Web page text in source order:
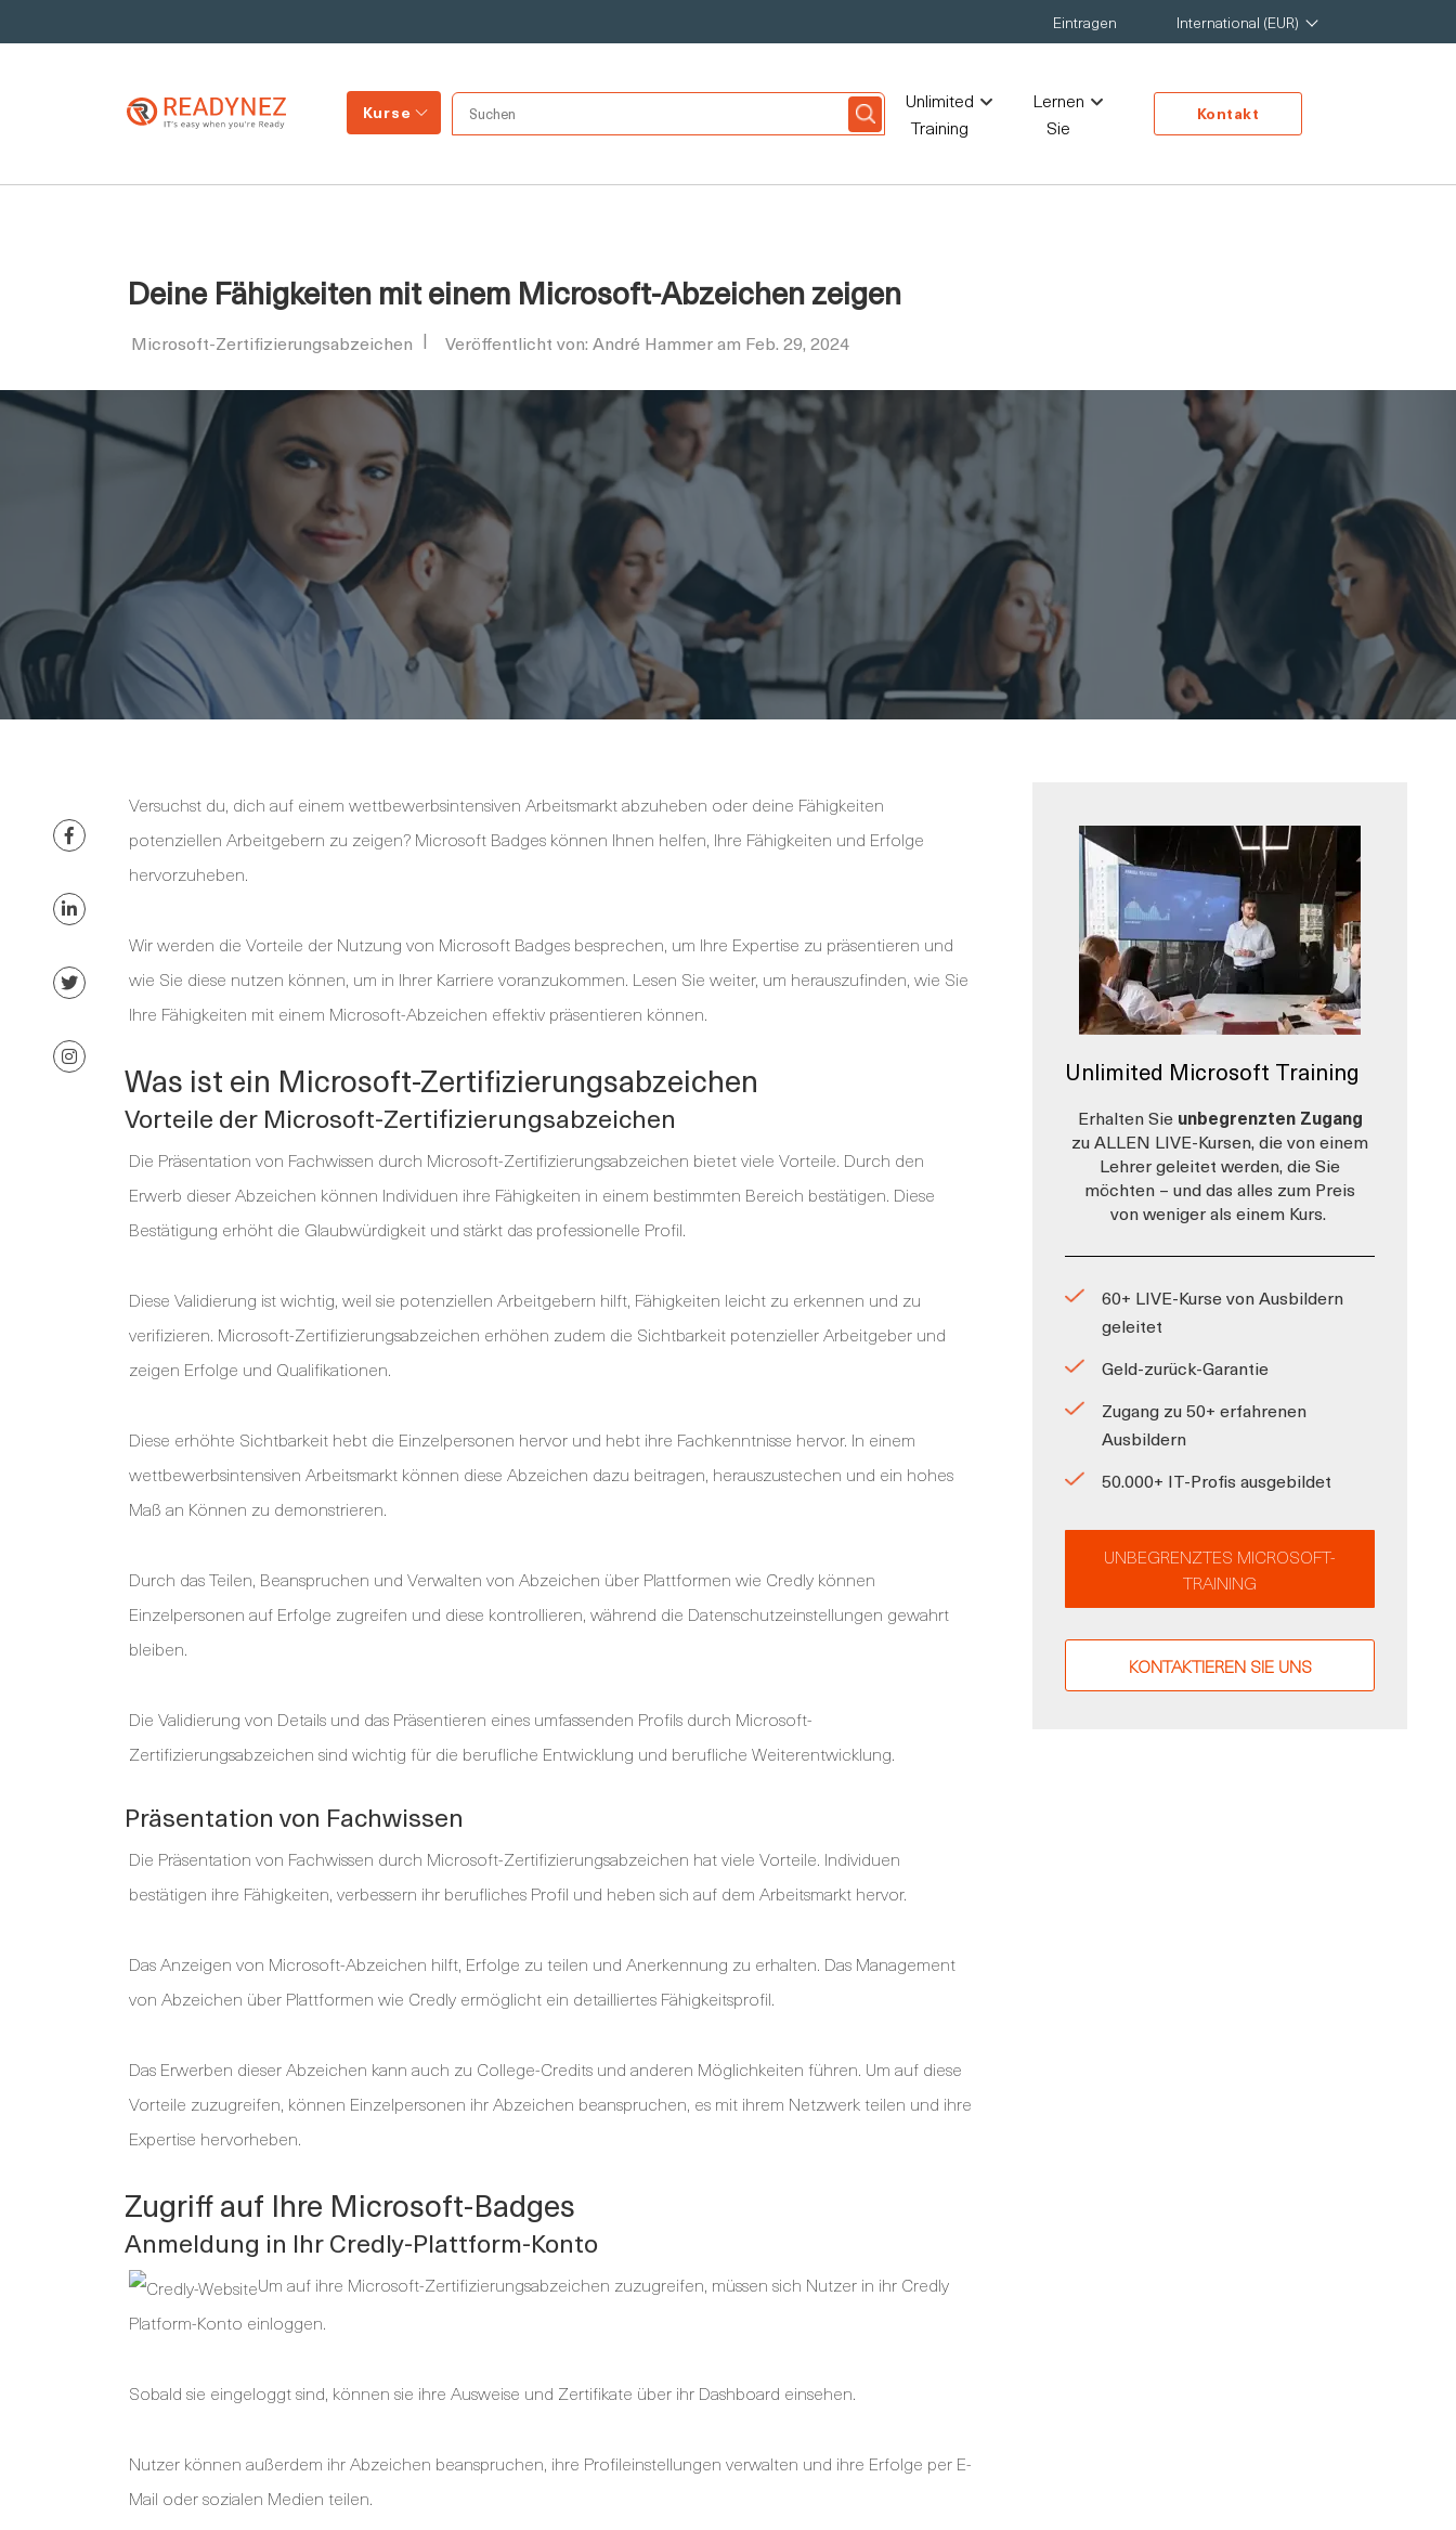
Eintragen International (EUR)
Kurse
Unlimited
Training
Lernen
Sie
Kontakt
Deine Fähigkeiten mit einem Microsoft-Abzeichen zeigen
Microsoft-Zertifizierungsabzeichen Veröffentlicht von: André Hammer am Feb. 29, 2024
Versuchst du, dich auf einem wettbewerbsintensiven Arbeitsmarkt abzuheben oder deine Fähigkeiten
potenziellen Arbeitgebern zu zeigen? Microsoft Badges können Ihnen helfen, Ihre Fähigkeiten und Erfolge
hervorzuheben.
Wir werden die Vorteile der Nutzung von Microsoft Badges besprechen, um Ihre Expertise zu präsentieren und
wie Sie diese nutzen können, um in Ihrer Karriere voranzukommen. Lesen Sie weiter, um herauszufinden, wie Sie
Ihre Fähigkeiten mit einem Microsoft-Abzeichen effektiv präsentieren können.
Was ist ein Microsoft-Zertifizierungsabzeichen
Vorteile der Microsoft-Zertifizierungsabzeichen
Die Präsentation von Fachwissen durch Microsoft-Zertifizierungsabzeichen bietet viele Vorteile. Durch den
Erwerb dieser Abzeichen können Individuen ihre Fähigkeiten in einem bestimmten Bereich bestätigen. Diese
Bestätigung erhöht die Glaubwürdigkeit und stärkt das professionelle Profil.
Diese Validierung ist wichtig, weil sie potenziellen Arbeitgebern hilft, Fähigkeiten leicht zu erkennen und zu
verifizieren. Microsoft-Zertifizierungsabzeichen erhöhen zudem die Sichtbarkeit potenzieller Arbeitgeber und
zeigen Erfolge und Qualifikationen.
Diese erhöhte Sichtbarkeit hebt die Einzelpersonen hervor und hebt ihre Fachkenntnisse hervor. In einem
wettbewerbsintensiven Arbeitsmarkt können diese Abzeichen dazu beitragen, herauszustechen und ein hohes
Maß an Können zu demonstrieren.
Durch das Teilen, Beanspruchen und Verwalten von Abzeichen über Plattformen wie Credly können
Einzelpersonen auf Erfolge zugreifen und diese kontrollieren, während die Datenschutzeinstellungen gewahrt
bleiben.
Die Validierung von Details und das Präsentieren eines umfassenden Profils durch Microsoft-
Zertifizierungsabzeichen sind wichtig für die berufliche Entwicklung und berufliche Weiterentwicklung.
Präsentation von Fachwissen
Die Präsentation von Fachwissen durch Microsoft-Zertifizierungsabzeichen hat viele Vorteile. Individuen
bestätigen ihre Fähigkeiten, verbessern ihr berufliches Profil und heben sich auf dem Arbeitsmarkt hervor.
Das Anzeigen von Microsoft-Abzeichen hilft, Erfolge zu teilen und Anerkennung zu erhalten. Das Management
von Abzeichen über Plattformen wie Credly ermöglicht ein detailliertes Fähigkeitsprofil.
Das Erwerben dieser Abzeichen kann auch zu College-Credits und anderen Möglichkeiten führen. Um auf diese
Vorteile zuzugreifen, können Einzelpersonen ihr Abzeichen beanspruchen, es mit ihrem Netzwerk teilen und ihre
Expertise hervorheben.
Zugriff auf Ihre Microsoft-Badges
Anmeldung in Ihr Credly-Plattform-Konto
Um auf ihre Microsoft-Zertifizierungsabzeichen zuzugreifen, müssen sich Nutzer in ihr Credly
Platform-Konto einloggen.
Sobald sie eingeloggt sind, können sie ihre Ausweise und Zertifikate über ihr Dashboard einsehen.
Nutzer können außerdem ihr Abzeichen beanspruchen, ihre Profileinstellungen verwalten und ihre Erfolge per E-
Mail oder sozialen Medien teilen.
Unlimited Microsoft Training
Erhalten Sieunbegrenzten Zugang
zu ALLEN LIVE-Kursen, die von einem
Lehrer geleitet werden, die Sie
möchten – und das alles zum Preis
von weniger als einem Kurs.
60+ LIVE-Kurse von Ausbildern
geleitet
Geld-zurück-Garantie
Zugang zu 50+ erfahrenen
Ausbildern
50.000+ IT-Profis ausgebildet
UNBEGRENZTES MICROSOFT-
TRAINING
KONTAKTIEREN SIE UNS